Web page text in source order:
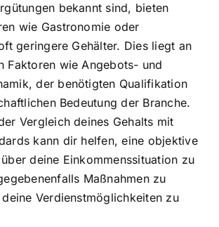
bekannt sind, bieten
wie Gastronomie oder
geringere Gehälter. Dies liegt an
Faktoren wie Angebots- und
der benötigten Qualifikation
Bedeutung der Branche.
Vergleich deines Gehalts mit
kann dir helfen, eine objektive
deine Einkommenssituation zu
Maßnahmen zu
Verdienstmöglichkeiten zu